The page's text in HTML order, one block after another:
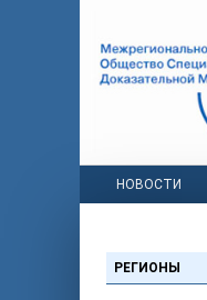
НОВОСТИ
РЕГИОНЫ